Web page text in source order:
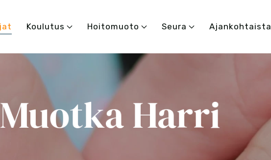
Koulutus Hoitomuoto Seura Ajankohtaista
Harri